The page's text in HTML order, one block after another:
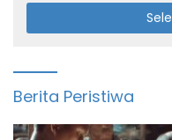
Berita Peristiwa